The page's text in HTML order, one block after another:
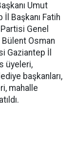
Umut
İl Başkanı Fatih
Genel
Bülent Osman
Gaziantep İl
üyeleri,
başkanları,
mahalle